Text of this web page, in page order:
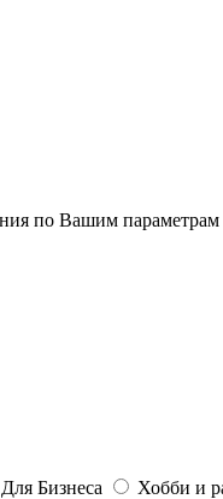
по Вашим параметрам
Для Бизнеса Хобби и